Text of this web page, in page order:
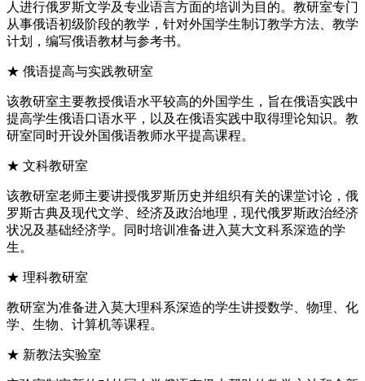
人进行俄罗斯文学及专业语言方面的培训为目的。教研室专门
从事俄语初级阶段的教学，针对外国学生制订教学方法、教学
计划，编写俄语教材与参考书。
★ 俄语提高与实践教研室
该教研室主要教授俄语水平较高的外国学生，旨在俄语实践中
提高学生俄语口语水平，以及在俄语实践中取得理论知识。教
研室同时开设外国俄语教师水平提高课程。
★ 文科教研室
该教研室老师主要讲授俄罗斯历史并组织有关的课堂讨论，俄
罗斯古典及现代文学、经济及政治地理，现代俄罗斯政治经济
状况及基础经济学。同时培训准备进入莫大文科系深造的学
生。
★ 理科教研室
教研室为准备进入莫大理科系深造的学生讲授数学、物理、化
学、生物、计算机等课程。
★ 新教法实验室